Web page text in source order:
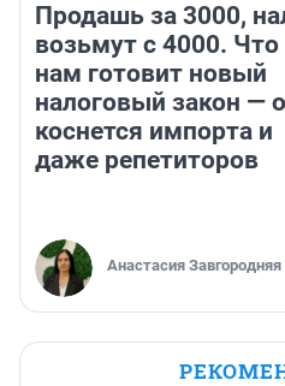
Продашь за 3000,
возьмут с 4000. Что
нам готовит новый
налоговый закон —
коснется импорта и
даже репетиторов
Анастасия Завгородняя